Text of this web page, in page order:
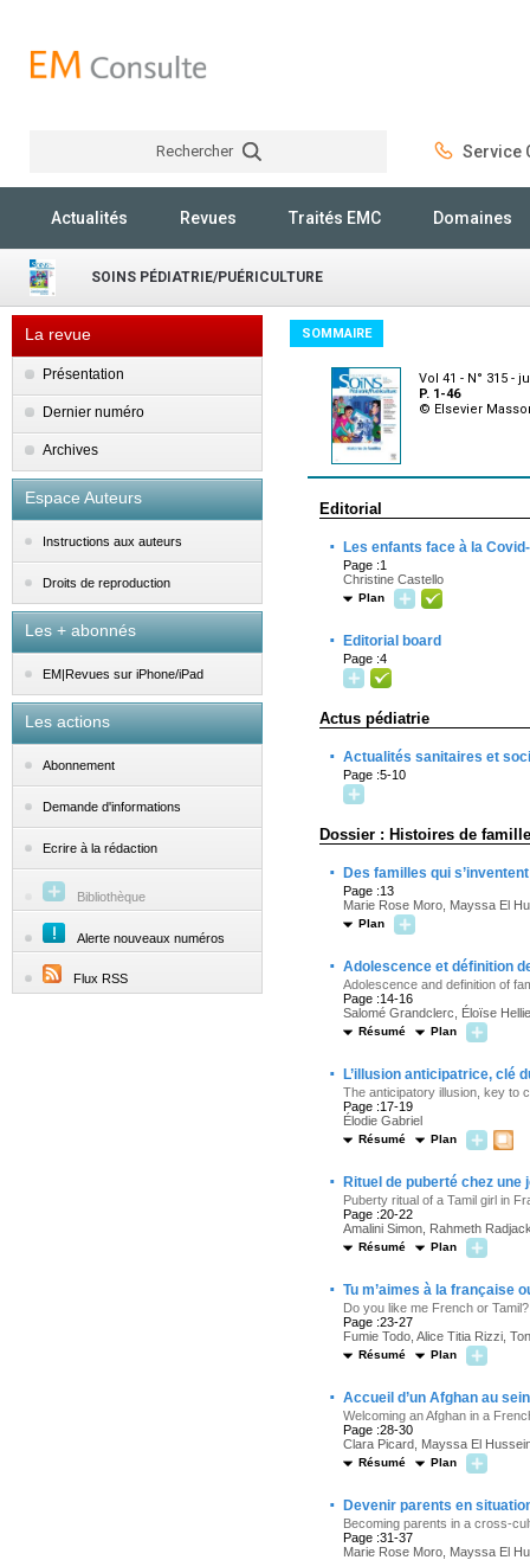
Rechercher Service
Actualités Revues Traités EMC Domaines
SOINS PÉDIATRIE/PUÉRICULTURE
La revue
Présentation
Dernier numéro
Archives
Espace Auteurs
Instructions aux auteurs
Droits de reproduction
Les + abonnés
EM|Revues sur iPhone/iPad
Les actions
Abonnement
Demande d'informations
Ecrire à la rédaction
Bibliothèque
Alerte nouveaux numéros
Flux RSS
SOMMAIRE
Vol 41 - N° 315 -
P. 1-46
© Elsevier
Editorial
· Les enfants face à la
Page :1
Christine Castello
Plan
· Editorial board
Page :4
Actus pédiatrie
· Actualités sanitaires et
Page :5-10
Dossier : Histoires de
· Des familles qui s’inventent
Page :13
Marie Rose Moro, Mayssa El
Plan
· Adolescence et définition
Adolescence and definition of
Page :14-16
Salomé Grandclerc, Éloïse
Résumé Plan
· L’illusion anticipatrice, clé
The anticipatory illusion, key to
Page :17-19
Élodie Gabriel
Résumé Plan
· Rituel de puberté chez
Puberty ritual of a Tamil girl in
Page :20-22
Amalini Simon, Rahmeth
Résumé Plan
· Tu m’aimes à la française
Do you like me French or Tamil?
Page :23-27
Fumie Todo, Alice Titia Rizzi,
Résumé Plan
· Accueil d’un Afghan au
Welcoming an Afghan in a
Page :28-30
Clara Picard, Mayssa El
Résumé Plan
· Devenir parents en
Becoming parents in a cross-
Page :31-37
Marie Rose Moro, Mayssa El